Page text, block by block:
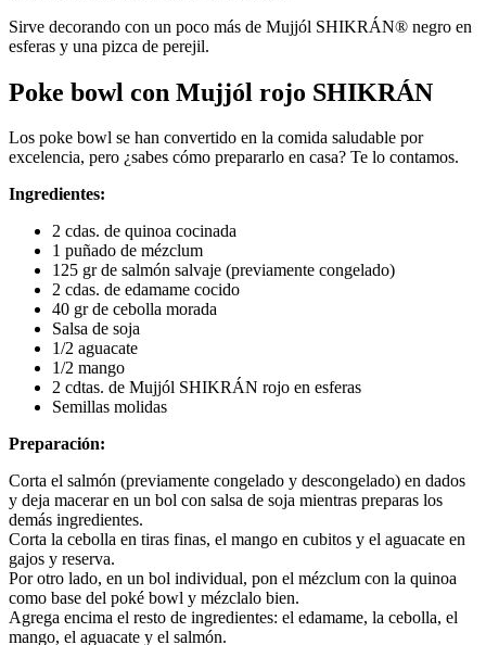
Sirve decorando con un poco más de Mujjól SHIKRÁN® negro en
esferas y una pizca de perejil.
Poke bowl con Mujjól rojo SHIKRÁN
Los poke bowl se han convertido en la comida saludable por
excelencia, pero ¿sabes cómo prepararlo en casa? Te lo contamos.
Ingredientes:
2 cdas. de quinoa cocinada
1 puñado de mézclum
125 gr de salmón salvaje (previamente congelado)
2 cdas. de edamame cocido
40 gr de cebolla morada
Salsa de soja
1/2 aguacate
1/2 mango
2 cdtas. de Mujjól SHIKRÁN rojo en esferas
Semillas molidas
Preparación:
Corta el salmón (previamente congelado y descongelado) en dados
y deja macerar en un bol con salsa de soja mientras preparas los
demás ingredientes.
Corta la cebolla en tiras finas, el mango en cubitos y el aguacate en
gajos y reserva.
Por otro lado, en un bol individual, pon el mézclum con la quinoa
como base del poké bowl y mézclalo bien.
Agrega encima el resto de ingredientes: el edamame, la cebolla, el
mango, el aguacate y el salmón.